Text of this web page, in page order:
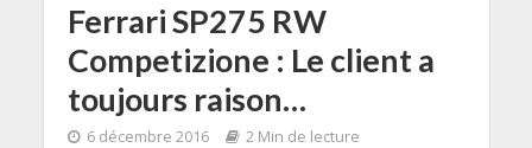
Ferrari SP275 RW
Competizione : Le client a
toujours raison…
6 décembre 2016 2 Min de lecture